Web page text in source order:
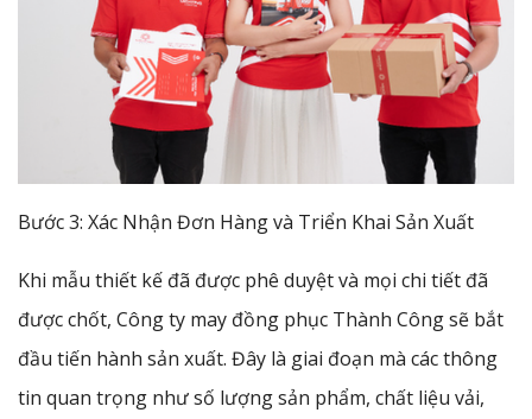
Bước 3: Xác Nhận Đơn Hàng và Triển Khai Sản Xuất
Khi mẫu thiết kế đã được phê duyệt và mọi chi tiết đã
được chốt, Công ty may đồng phục Thành Công sẽ bắt
đầu tiến hành sản xuất. Đây là giai đoạn mà các thông
tin quan trọng như số lượng sản phẩm, chất liệu vải,